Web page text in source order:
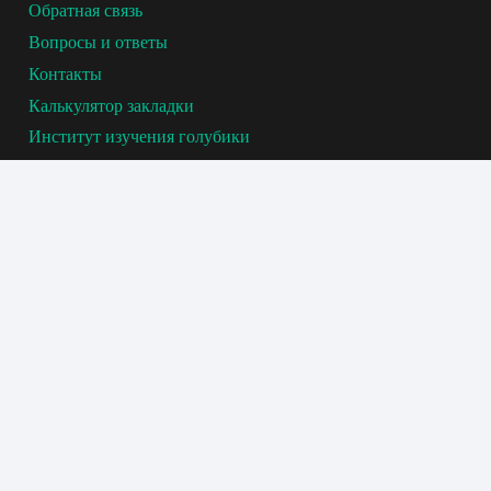
кустарник капризен к уровню кислотности
почвы (норма pH — от 4 до 5 единиц);
необходимо проводит профилактическое
лечение брусники от грибковых
Обратная связь
Вопросы и ответы
Контакты
Калькулятор закладки
Институт изучения голубики